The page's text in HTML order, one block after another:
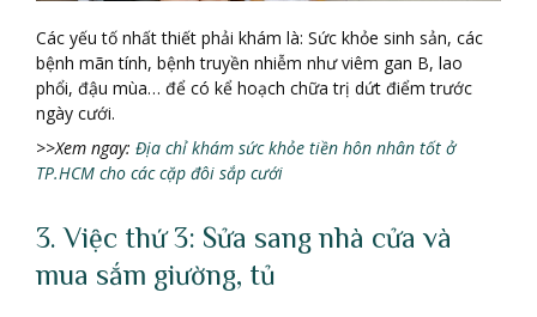
Các yếu tố nhất thiết phải khám là: Sức khỏe sinh sản, các
bệnh mãn tính, bệnh truyền nhiễm như viêm gan B, lao
phổi, đậu mùa… để có kể hoạch chữa trị dứt điểm trước
ngày cưới.
>>Xem ngay: Địa chỉ khám sức khỏe tiền hôn nhân tốt ở
TP.HCM cho các cặp đôi sắp cưới
3. Việc thứ 3: Sửa sang nhà cửa và
mua sắm giường, tủ